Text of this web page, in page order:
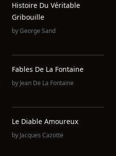
Histoire Du Véritable
Gribouille
byGeorge Sand
Fables De La Fontaine
by Jean De La Fontaine
Le Diable Amoureux
by Jacques Cazotte